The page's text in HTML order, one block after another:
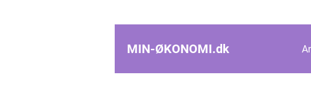
MIN-ØKONOMI.dk